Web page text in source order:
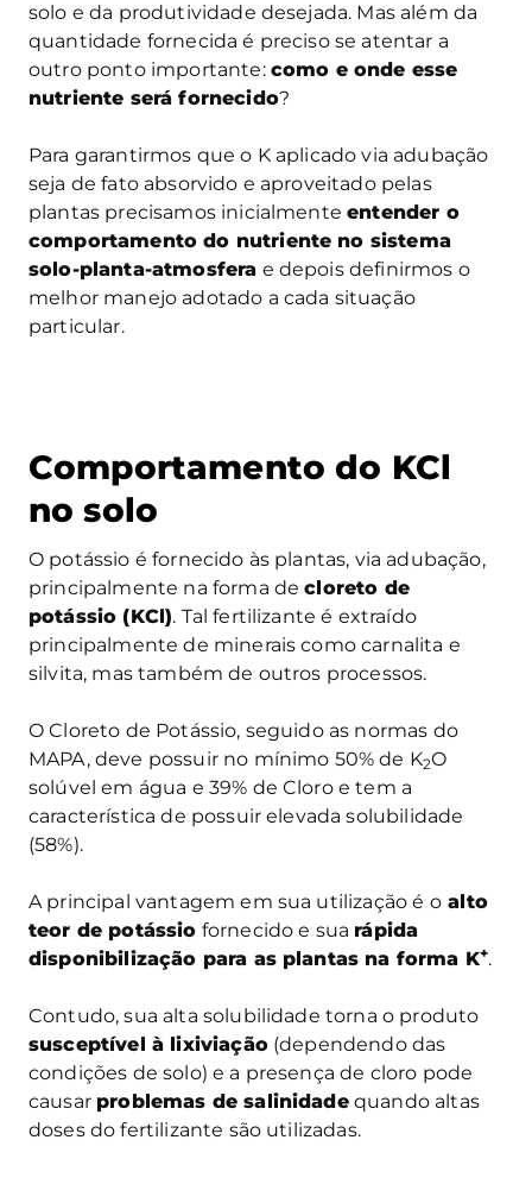
solo e da produtividade desejada. Mas além da
quantidade fornecida é preciso se atentar a
outro ponto importante: como e onde esse
nutriente será fornecido?
Para garantirmos que o K aplicado via adubação
seja de fato absorvido e aproveitado pelas
plantas precisamos inicialmenteentender o
comportamento do nutriente no sistema
solo-planta-atmosfera e depois definirmos o
melhor manejo adotado a cada situação
particular.
Comportamento do KCl
no solo
O potássio é fornecido às plantas, via adubação,
principalmente na forma decloreto de
potássio (KCl). Tal fertilizante é extraído
principalmente de minerais como carnalita e
silvita, mas também de outros processos.
O Cloreto de Potássio, seguido as normas do
MAPA, deve possuir no mínimo 50% de K2O
solúvel em água e 39% de Cloro e tem a
característica de possuir elevada solubilidade
(58%).
A principal vantagem em sua utilização é oalto
teor de potássio fornecido e sua rápida
disponibilização para as plantas na forma K+.
Contudo, sua alta solubilidade torna o produto
susceptível à lixiviação(dependendo das
condições de solo) e a presença de cloro pode
causar problemas de salinidadequando altas
doses do fertilizante são utilizadas.